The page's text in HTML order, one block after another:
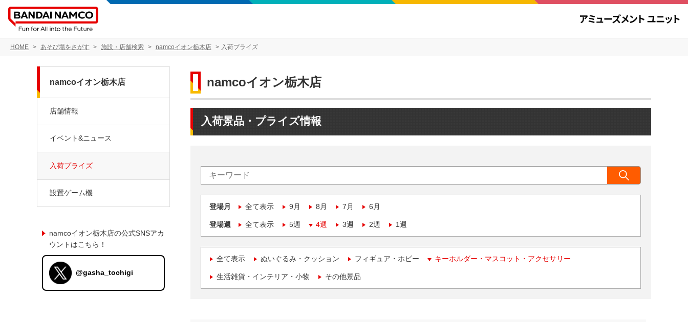
HOME あそび場をさがす 施設・店舗検索 namcoイオン栃木店 入荷プライズ
namcoイオン栃木店
入荷景品・プライズ情報
登場月 全て表示 9月 8月 7月 6月
登場週 全て表示 5週 4週 3週 2週 1週
全て表示 ぬいぐるみ・クッション フィギュア・ホビー キーホルダー・マスコット・アクセサリー
生活雑貨・インテリア・小物 その他景品
namcoイオン栃木店
店舗情報
イベント&ニュース
入荷プライズ
設置ゲーム機
namcoイオン栃木店の公式SNSアカ
ウントはこちら！
@gasha_tochigi